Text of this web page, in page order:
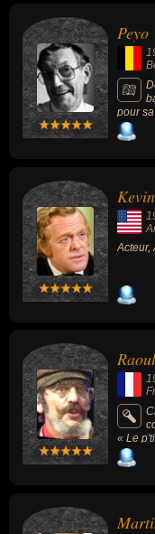
Peyo
pour
»,
Acteur,
« Le